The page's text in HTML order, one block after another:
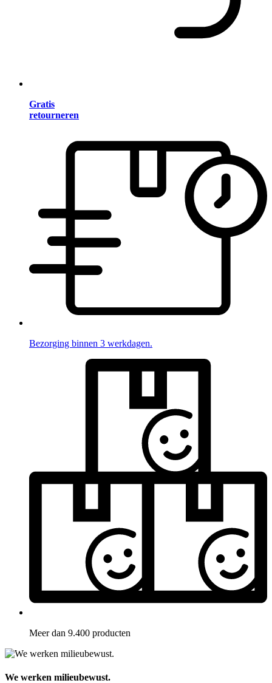
Gratis
retourneren
Bezorging binnen 3 werkdagen.
Meer dan 9.400 producten
We werken milieubewust.